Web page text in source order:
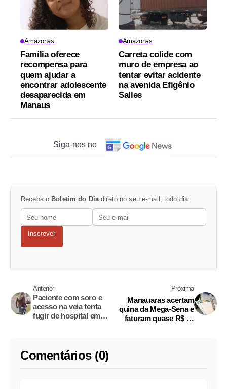
Amazonas
Família oferece
recompensa para
quem ajudar a
encontrar adolescente
desaparecida em
Manaus
Amazonas
Carreta colide com
muro de empresa ao
tentar evitar acidente
na avenida Efigênio
Salles
Siga-nos no
Receba o Boletim do Dia direto no seu e-mail, todo dia.
Inscrever
Anterior
Paciente com soro e
acesso na veia tenta
fugir de hospital em
Próxima
Manauaras acertam
quina da Mega-Sena e
faturam quase R$ 29
Comentários (0)